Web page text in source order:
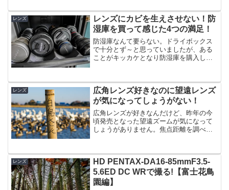
ために過去に撮った写真を眺めてたりし
たら「やばい！」と思って...
レンズ
レンズにカビを生えさせない！防
湿庫を買って感じた4つの満足！
防湿庫なんて要らない。ドライボックス
で十分とず～と思っていましたが、ある
ことがキッカケとなり防湿庫を購入しま
ライボックスを使い続けていたけど、や
めた理由はこれ↓防湿庫...
レンズ
広角レンズ好きなのに望遠レンズ
が気になってしょうがない！
広角レンズが好きなんだけど、昨年の今
頃発売となった望遠ズームが気になって
しょうがありません。焦点距離を調べて
10mmからタムロンのマクロレンズ90mm
までをよく使います。実...
レンズ
HD PENTAX-DA16-85mmF3.5-
5.6ED DC WRで撮る!【富士花鳥
園編】